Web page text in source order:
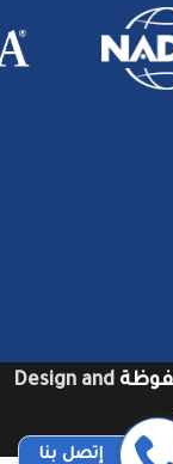
Design and
إتصل بنا